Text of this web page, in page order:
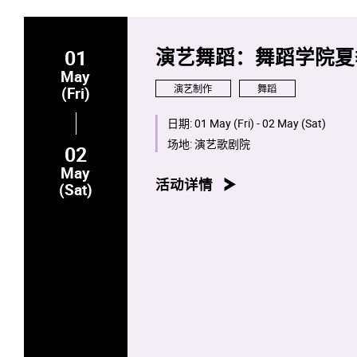
01
May
(Fri)
02
May
(Sat)
演艺舞蹈：舞蹈学院
演艺制作 舞蹈
日期:01 May (Fri) - 02 May (Sat)
场地:演艺歌剧院
活动详情